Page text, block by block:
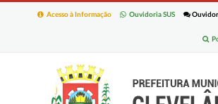
Ouvidoria SUS
Acesso à Informação